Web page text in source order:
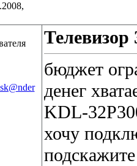
бюджет
денег
KDL-
хочу